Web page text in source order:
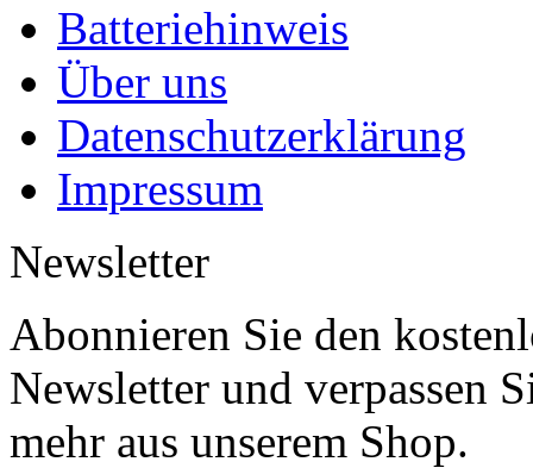
Batteriehinweis
Über uns
Datenschutzerklärung
Impressum
Newsletter
Abonnieren Sie den
Newsletter und verpassen
mehr aus unserem Shop.